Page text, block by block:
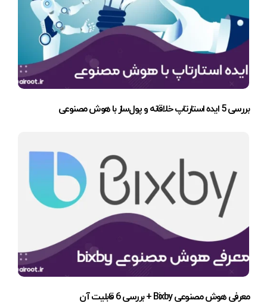
بررسی 5 ایده استارتاپ خلاقانه و پول‌ساز با هوش مصنوعی
معرفی هوش مصنوعی Bixby + بررسی 6 قابلیت آن